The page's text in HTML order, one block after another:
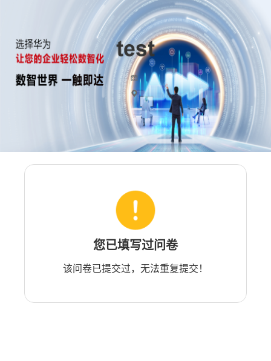
您已填写过问卷
该问卷已提交过，无法重复提交！